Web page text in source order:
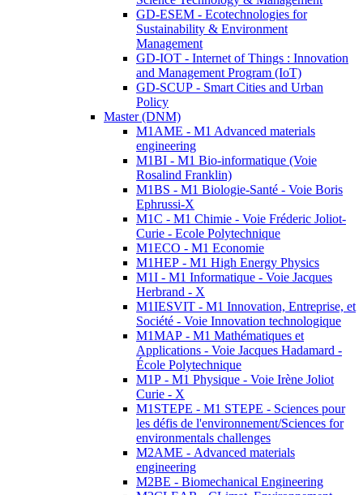
GD-ESEM - Ecotechnologies for
Sustainability & Environment
Management
GD-IOT - Internet of Things : Innovation
and Management Program (IoT)
GD-SCUP - Smart Cities and Urban
Policy
Master (DNM)
M1AME - M1 Advanced materials
engineering
M1BI - M1 Bio-informatique (Voie
Rosalind Franklin)
M1BS - M1 Biologie-Santé - Voie Boris
Ephrussi-X
M1C - M1 Chimie - Voie Fréderic Joliot-
Curie - Ecole Polytechnique
M1ECO - M1 Economie
M1HEP - M1 High Energy Physics
M1I - M1 Informatique - Voie Jacques
Herbrand - X
M1IESVIT - M1 Innovation, Entreprise, et
Société - Voie Innovation technologique
M1MAP - M1 Mathématiques et
Applications - Voie Jacques Hadamard -
École Polytechnique
M1P - M1 Physique - Voie Irène Joliot
Curie - X
M1STEPE - M1 STEPE - Sciences pour
les défis de l'environnement/Sciences for
environmentals challenges
M2AME - Advanced materials
engineering
M2BE - Biomechanical Engineering